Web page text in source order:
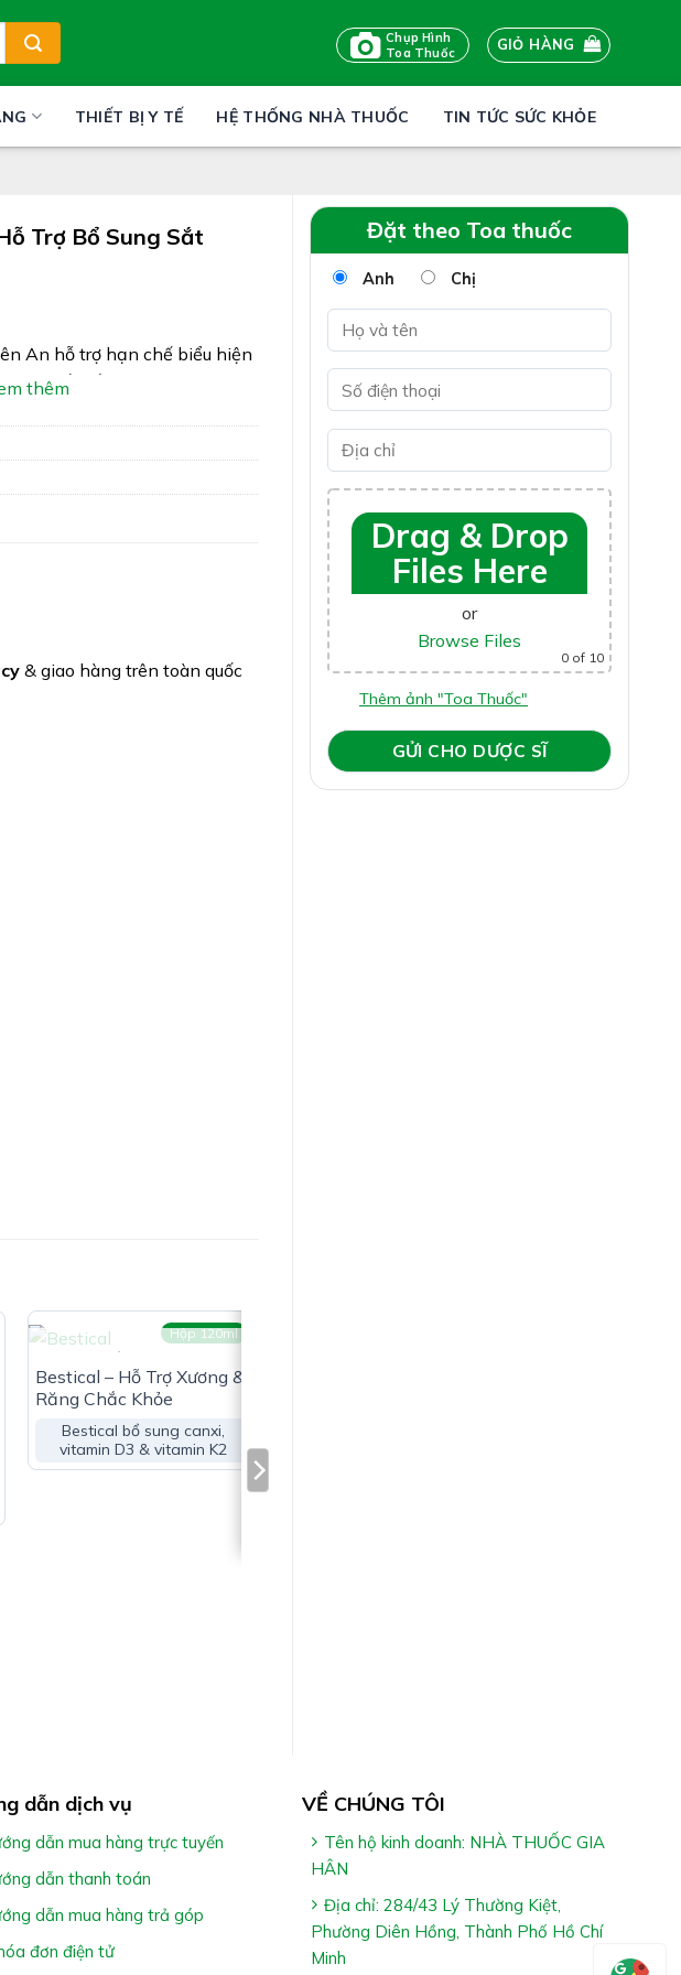
Chụp Hình
Toa Thuốc
GIỎ HÀNG
THIẾT BỊ Y TẾ HỆ THỐNG NHÀ THUỐC TIN TỨC SỨC KHỎE
Đặt theo Toa thuốc
Anh Chị
Drag & Drop
Files Here
or
Browse Files
0 of 10
Thêm ảnh "Toa Thuốc"
Trợ Bổ Sung Sắt
An hỗ trợ hạn chế biểu hiện
do thiếu sắt
– 2722/2021/XNQC-
thêm
& giao hàng trên toàn quốc
trắng, hương tổng hợp, nước
Hộp 120ml
Bestical – Hỗ Trợ Xương &
Răng Chắc Khỏe
Bestical bổ sung canxi,
vitamin D3 & vitamin K2
dẫn dịch vụ
dẫn mua hàng trực tuyến
dẫn thanh toán
dẫn mua hàng trả góp
đơn điện tử
VỀ CHÚNG TÔI
Tên hộ kinh doanh: NHÀ THUỐC GIA
HÂN
Địa chỉ: 284/43 Lý Thường Kiệt,
Phường Diên Hồng, Thành Phố Hồ Chí
Minh